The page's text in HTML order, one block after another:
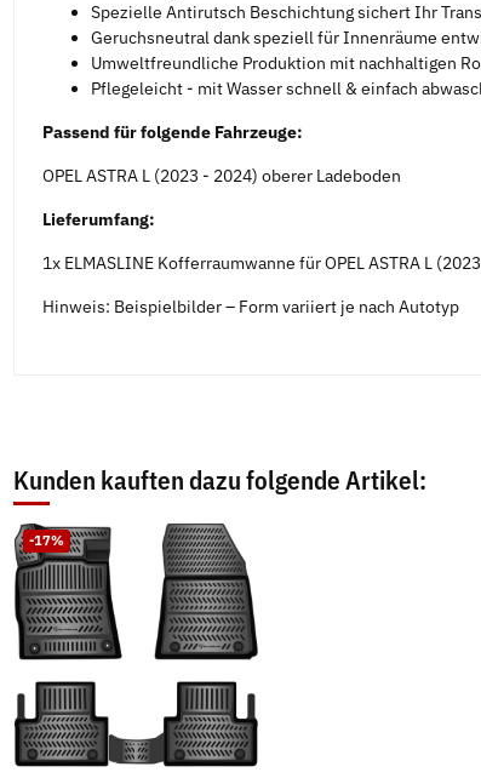
Spezielle Antirutsch Beschichtung sichert Ihr
Geruchsneutral dank speziell für Innenräume
Umweltfreundliche Produktion mit nachhaltigen
Pflegeleicht - mit Wasser schnell & einfach
Passend für folgende Fahrzeuge:
OPEL ASTRA L (2023 - 2024) oberer Ladeboden
Lieferumfang:
1x ELMASLINE Kofferraumwanne für OPEL ASTRA L
Hinweis: Beispielbilder – Form variiert je nach Autotyp
Kunden kauften dazu folgende Artikel:
-17%